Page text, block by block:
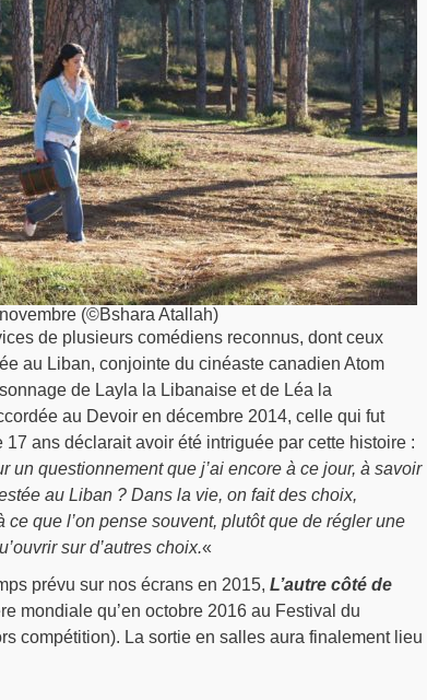
(©Bshara Atallah)
de plusieurs comédiens reconnus, dont ceux
au Liban, conjointe du cinéaste canadien Atom
de Layla la Libanaise et de Léa la
au Devoir en décembre 2014, celle qui fut
ans déclarait avoir été intriguée par cette histoire :
un questionnement que j’ai encore à ce jour, à savoir
au Liban ? Dans la vie, on fait des choix,
que l’on pense souvent, plutôt que de régler une
sur d’autres choix.«
prévu sur nos écrans en 2015, L’autre côté de
mondiale qu’en octobre 2016 au Festival du
compétition). La sortie en salles aura finalement lieu